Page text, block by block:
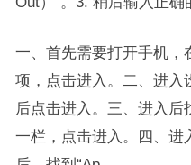
一、首先需要打开手机，
项，点击进入。二、进入
后点击进入。三、进入后
一栏，点击进入。四、进